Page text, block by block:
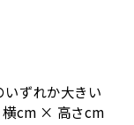
ずれか大きい
横cm × 高さcm